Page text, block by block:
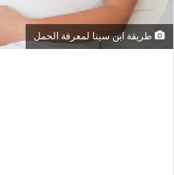
طريقة ابن سينا لمعرفة الحمل